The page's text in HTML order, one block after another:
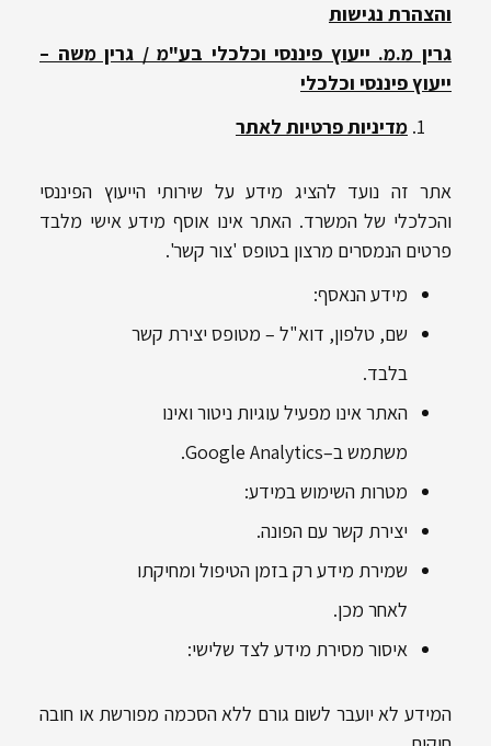
והצהרת נגישות
גרין מ.מ. ייעוץ פיננסי וכלכלי בע"מ / גרין משה –
ייעוץ פיננסי וכלכלי
מדיניות פרטיות לאתר
אתר זה נועד להציג מידע על שירותי הייעוץ הפיננסי
והכלכלי של המשרד. האתר אינו אוסף מידע אישי מלבד
פרטים הנמסרים מרצון בטופס 'צור קשר'.
מידע הנאסף:
שם, טלפון, דוא"ל – מטופס יצירת קשר
בלבד.
האתר אינו מפעיל עוגיות ניטור ואינו
משתמש ב–Google Analytics.
מטרות השימוש במידע:
יצירת קשר עם הפונה.
שמירת מידע רק בזמן הטיפול ומחיקתו
לאחר מכן.
איסור מסירת מידע לצד שלישי:
המידע לא יועבר לשום גורם ללא הסכמה מפורשת או חובה